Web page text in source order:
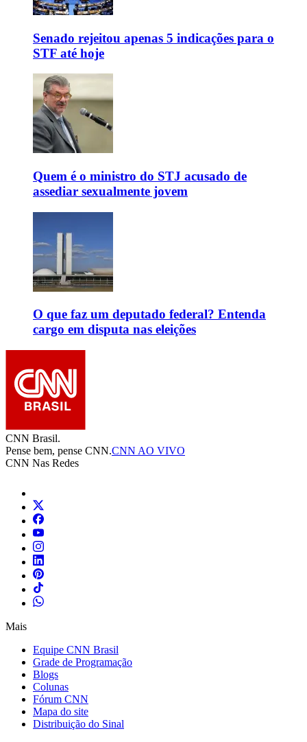
Senado rejeitou apenas 5 indicações para o
STF até hoje
Quem é o ministro do STJ acusado de
assediar sexualmente jovem
O que faz um deputado federal? Entenda
cargo em disputa nas eleições
CNN Brasil.
Pense bem, pense CNN.CNN AO VIVO
CNN Nas Redes
Mais
Equipe CNN Brasil
Grade de Programação
Blogs
Colunas
Fórum CNN
Mapa do site
Distribuição do Sinal